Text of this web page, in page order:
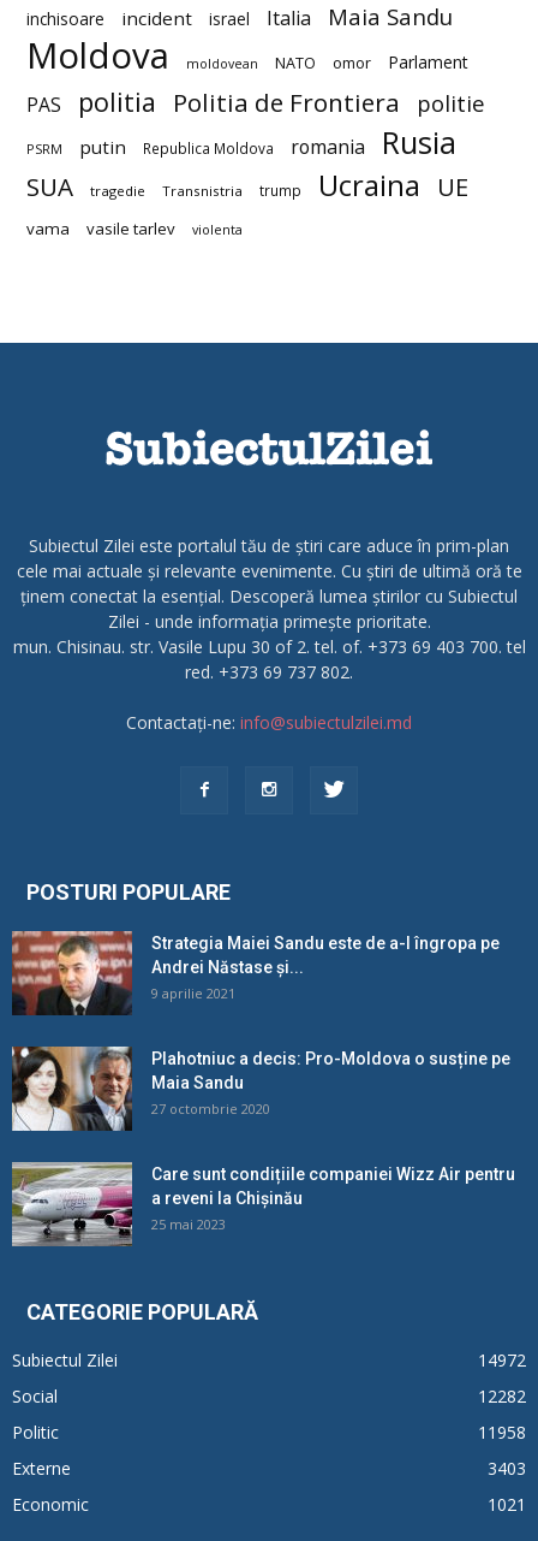
inchisoare incident israel Italia Maia Sandu
Moldova moldovean NATO omor Parlament
PAS politia Politia de Frontiera politie
PSRM putin Republica Moldova romania Rusia
SUA tragedie Transnistria trump Ucraina UE
vama vasile tarlev violenta
Subiectul Zilei este portalul tău de știri care aduce în prim-plan
cele mai actuale și relevante evenimente. Cu știri de ultimă oră te
ținem conectat la esențial. Descoperă lumea știrilor cu Subiectul
Zilei - unde informația primește prioritate.
mun. Chisinau. str. Vasile Lupu 30 of 2. tel. of. +373 69 403 700. tel
red. +373 69 737 802.
Contactați-ne: info@subiectulzilei.md
POSTURI POPULARE
Strategia Maiei Sandu este de a-l îngropa pe
Andrei Năstase și...
9 aprilie 2021
Plahotniuc a decis: Pro-Moldova o susține pe
Maia Sandu
27 octombrie 2020
Care sunt condițiile companiei Wizz Air pentru
a reveni la Chișinău
25 mai 2023
CATEGORIE POPULARĂ
Subiectul Zilei
14972
Social
12282
Politic
11958
Externe
3403
Economic
1021